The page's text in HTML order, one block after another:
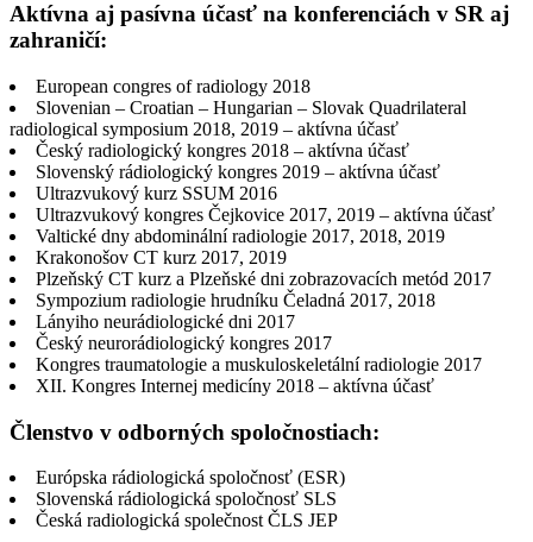
Aktívna aj pasívna účasť na konferenciách v SR aj
zahraničí:
European congres of radiology 2018
Slovenian – Croatian – Hungarian – Slovak Quadrilateral
radiological symposium 2018, 2019 – aktívna účasť
Český radiologický kongres 2018 – aktívna účasť
Slovenský rádiologický kongres 2019 – aktívna účasť
Ultrazvukový kurz SSUM 2016
Ultrazvukový kongres Čejkovice 2017, 2019 – aktívna účasť
Valtické dny abdominální radiologie 2017, 2018, 2019
Krakonošov CT kurz 2017, 2019
Plzeňský CT kurz a Plzeňské dni zobrazovacích metód 2017
Sympozium radiologie hrudníku Čeladná 2017, 2018
Lányiho neurádiologické dni 2017
Český neurorádiologický kongres 2017
Kongres traumatologie a muskuloskeletální radiologie 2017
XII. Kongres Internej medicíny 2018 – aktívna účasť
Členstvo v odborných spoločnostiach:
Európska rádiologická spoločnosť (ESR)
Slovenská rádiologická spoločnosť SLS
Česká radiologická společnost ČLS JEP